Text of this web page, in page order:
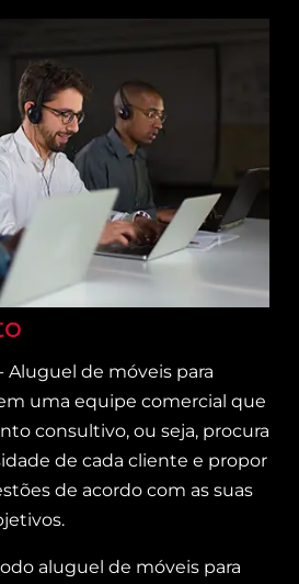
- Aluguel de móveis para
uma equipe comercial que
consultivo, ou seja, procura
de cada cliente e propor
de acordo com as suas
aluguel de móveis para